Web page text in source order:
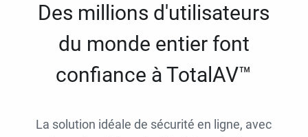
Des millions d'utilisateurs
du monde entier font
confiance à TotalAV™
La solution idéale de sécurité en ligne, avec